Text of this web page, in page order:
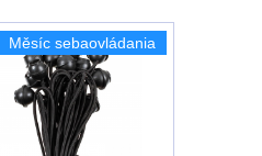
Měsíc sebaovládania